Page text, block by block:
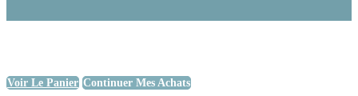
Voir Le Panier Continuer Mes Achats